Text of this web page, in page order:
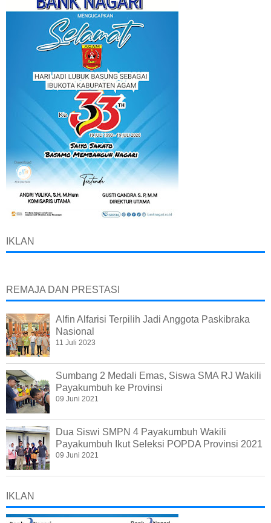
IKLAN
REMAJA DAN PRESTASI
Alfin Alfarisi Terpilih Jadi Anggota Paskibraka
Nasional
11 Juli 2023
Sumbang 2 Medali Emas, Siswa SMA RJ Wakili
Payakumbuh ke Provinsi
09 Juni 2021
Dua Siswi SMPN 4 Payakumbuh Wakili
Payakumbuh Ikut Seleksi POPDA Provinsi 2021
09 Juni 2021
IKLAN